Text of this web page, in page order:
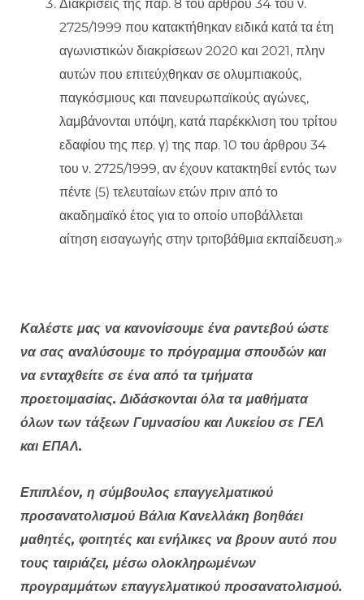
Διακρίσεις της παρ. 8 του άρθρου 34 του ν.
2725/1999 που κατακτήθηκαν ειδικά κατά τα έτη
αγωνιστικών διακρίσεων 2020 και 2021, πλην
αυτών που επιτεύχθηκαν σε ολυμπιακούς,
παγκόσμιους και πανευρωπαϊκούς αγώνες,
λαμβάνονται υπόψη, κατά παρέκκλιση του τρίτου
εδαφίου της περ. γ) της παρ. 10 του άρθρου 34
του ν. 2725/1999, αν έχουν κατακτηθεί εντός των
πέντε (5) τελευταίων ετών πριν από το
ακαδημαϊκό έτος για το οποίο υποβάλλεται
αίτηση εισαγωγής στην τριτοβάθμια εκπαίδευση.»
Καλέστε μας να κανονίσουμε ένα ραντεβού ώστε
να σας αναλύσουμε το πρόγραμμα σπουδών και
να ενταχθείτε σε ένα από τα τμήματα
προετοιμασίας. Διδάσκονται όλα τα μαθήματα
όλων των τάξεων Γυμνασίου και Λυκείου σε ΓΕΛ
και ΕΠΑΛ.
Επιπλέον, η σύμβουλος επαγγελματικού
προσανατολισμού Βάλια Κανελλάκη βοηθάει
μαθητές, φοιτητές και ενήλικες να βρουν αυτό που
τους ταιριάζει, μέσω ολοκληρωμένων
προγραμμάτων επαγγελματικού προσανατολισμού.